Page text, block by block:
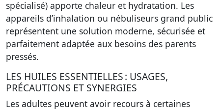
spécialisé) apporte chaleur et hydratation. Les
appareils d’inhalation ou nébuliseurs grand public
représentent une solution moderne, sécurisée et
parfaitement adaptée aux besoins des parents
pressés.
LES HUILES ESSENTIELLES : USAGES,
PRÉCAUTIONS ET SYNERGIES
Les adultes peuvent avoir recours à certaines